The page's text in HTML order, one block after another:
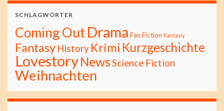
SCHLAGWÖRTER
Coming OutDrama Fan Fiction Fantasiy
Fantasy History Krimi Kurzgeschichte
LovestoryNewsScience Fiction
Weihnachten